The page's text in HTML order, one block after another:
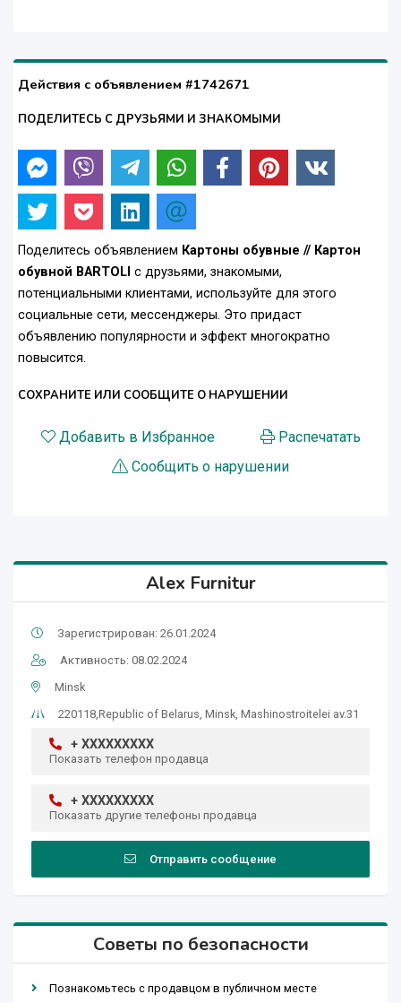
Действия с объявлением #1742671
ПОДЕЛИТЕСЬ С ДРУЗЬЯМИ И ЗНАКОМЫМИ
Поделитесь объявлением Картоны обувные // Картон
обувной BARTOLI с друзьями, знакомыми,
потенциальными клиентами, используйте для этого
социальные сети, мессенджеры. Это придаст
объявлению популярности и эффект многократно
повысится.
СОХРАНИТЕ ИЛИ СООБЩИТЕ О НАРУШЕНИИ
Добавить в Избранное
Распечатать
Сообщить о нарушении
Alex Furnitur
Зарегистрирован: 26.01.2024
Активность: 08.02.2024
Minsk
220118,Republic of Belarus, Minsk, Mashinostroitelei av.31
+ XXXXXXXXX
Показать телефон продавца
+ XXXXXXXXX
Показать другие телефоны продавца
Отправить сообщение
Советы по безопасности
Познакомьтесь с продавцом в публичном месте